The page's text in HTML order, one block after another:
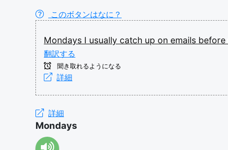
このボタンはなに？
Mondays I usually catch up on emails before
翻訳する
聞き取れるようになる
詳細
詳細
Mondays